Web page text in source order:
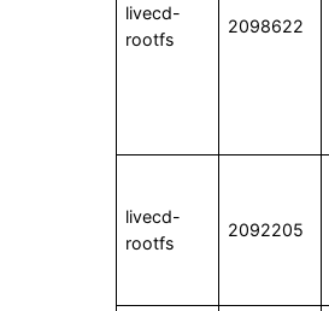
livecd-
rootfs
2098622
livecd-
rootfs
2092205